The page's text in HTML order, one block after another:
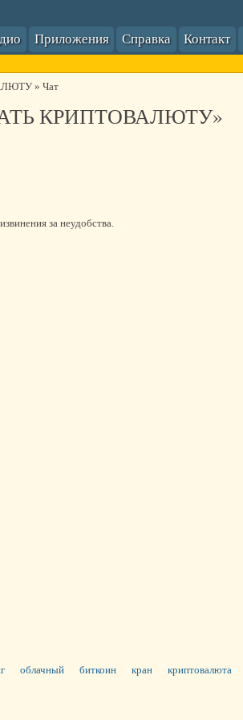
Приложения Справка Контакт
» Чат
КРИПТОВАЛЮТУ»
облачный биткоин кран криптовалюта